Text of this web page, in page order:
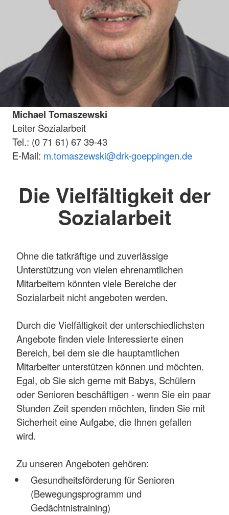
Michael Tomaszewski
Leiter Sozialarbeit
Tel.: (0 71 61) 67 39-43
E-Mail: m.tomaszewski@drk-goeppingen.de
Die Vielfältigkeit der
Sozialarbeit
Ohne die tatkräftige und zuverlässige
Unterstützung von vielen ehrenamtlichen
Mitarbeitern könnten viele Bereiche der
Sozialarbeit nicht angeboten werden.
Durch die Vielfältigkeit der unterschiedlichsten
Angebote finden viele Interessierte einen
Bereich, bei dem sie die hauptamtlichen
Mitarbeiter unterstützen können und möchten.
Egal, ob Sie sich gerne mit Babys, Schülern
oder Senioren beschäftigen - wenn Sie ein paar
Stunden Zeit spenden möchten, finden Sie mit
Sicherheit eine Aufgabe, die Ihnen gefallen
wird.
Zu unseren Angeboten gehören:
Gesundheitsförderung für Senioren
(Bewegungsprogramm und
Gedächtnistraining)